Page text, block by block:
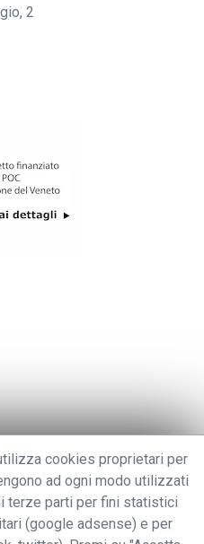
2
cookies proprietari per
ad ogni modo utilizzati
terze parti per fini statistici
(google adsense) e per